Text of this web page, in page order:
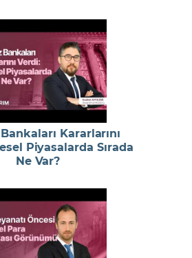
Kararlarını
Piyasalarda Sırada
Ne Var?